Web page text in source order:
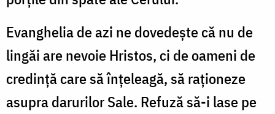
Evanghelia de azi ne dovedește că nu de
lingăi are nevoie Hristos, ci de oameni de
credință care să înțeleagă, să raționeze
asupra darurilor Sale. Refuză să-i lase pe